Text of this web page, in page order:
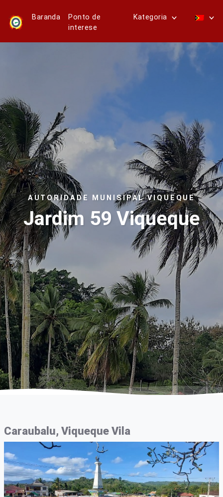
Baranda
Ponto de
interese
Kategoria
AUTORIDADE MUNISIPAL VIQUEQUE
Jardim 59 Viqueque
Caraubalu, Viqueque Vila